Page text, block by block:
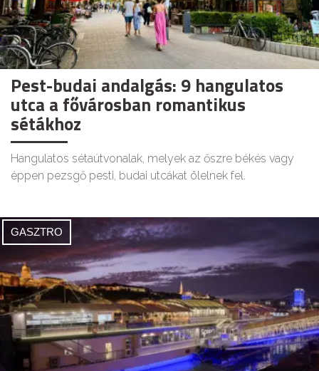
Pest-budai andalgás: 9 hangulatos
utca a fővárosban romantikus
sétákhoz
Hangulatos sétaútvonalak, melyek az őszre békés vagy
éppen pezsgő pesti, budai utcákat ölelnek fel.
GASZTRO